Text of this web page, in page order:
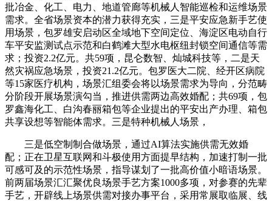
批冶金、化工、电力、地道管廊等机械人智能巡检和运维场景
需求。全省场景资本的潜力获得充实，三是平安应急新手艺使
用场景，包罗雄安启动区全域地下空间定位、海淀区电动自行
车平安监测试点示范和白鹤滩大型水电枢纽封锁空间通信等需
求；投资2.2亿元。共59项，昆仑数智、灿城科技等，二是天
然灾祸应急场景，投资21.2亿元。包罗医大二院、经开区病院
等15家医疗机构，场景汇组委会将以场景需求为导向，分范畴
分阶段开展场景演勾当，推进供需两边高效婚配；共69项，包
罗鑫海化工、白沟春丽箱包等企业提出的平安出产办理、箱包
共享设想等智能体需求。三是特种机械人场景，
三是低空制制合做场景，通过AI算法实施供需无效婚
配；正在卫星互联网和斗极使用方面提早结构，加速打制一批
可感可及的示范性场景，指导谋划了一批高价值小暗语场景。
前两届场景汇汇聚优良场景手艺方案1000多项，对参赛的先辈
手艺，开辟线上场景供需对接办事平台，采用常展取临展、线